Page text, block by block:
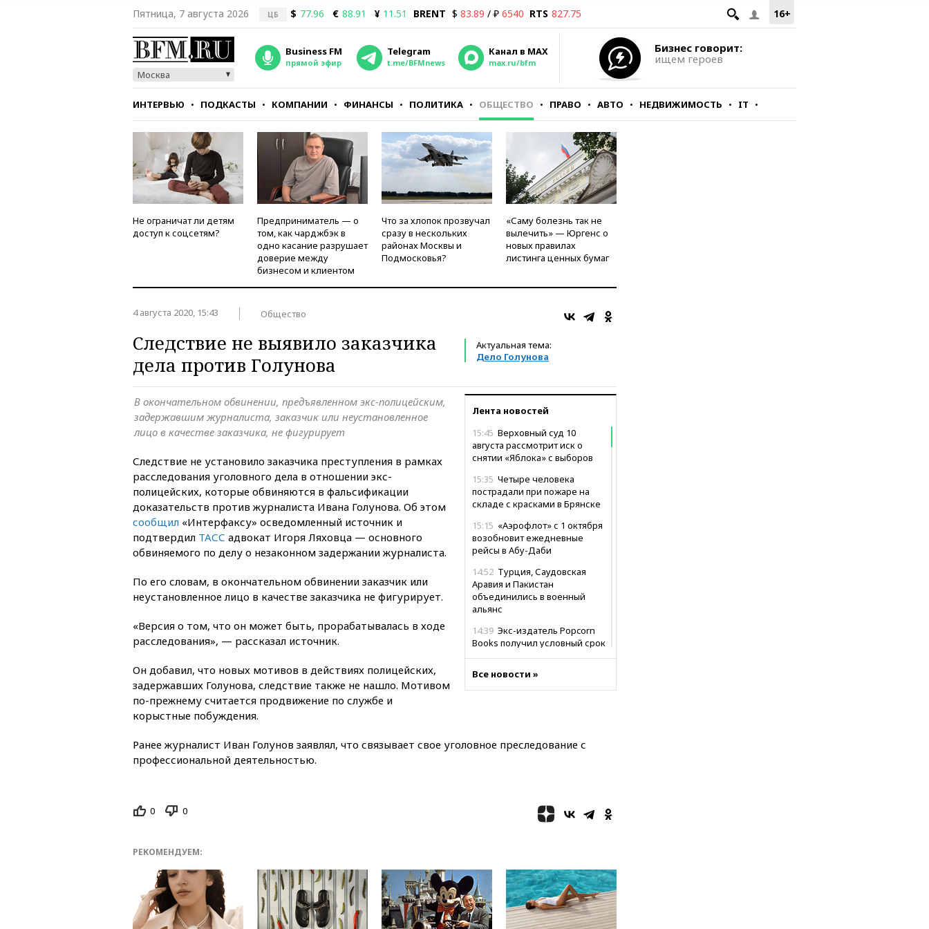
16+
Пятница, 7 августа 2026 ЦБ $ 77.96 € 88.91 ¥ 11.51 BRENT $ 83.89 / ₽ 6540 RTS 827.75
Москва
Business FM
прямой эфир
Telegram
t.me/BFMnews
Канал в MAX
max.ru/bfm
Бизнес говорит:
ищем героев
ИНТЕРВЬЮ ПОДКАСТЫ КОМПАНИИ ФИНАНСЫ ПОЛИТИКА ОБЩЕСТВО ПРАВО АВТО НЕДВИЖИМОСТЬ IT
СТИЛЬ ТЕСТЫ
Не ограничат ли детям
доступ к соцсетям?
Предприниматель — о
том, как чарджбэк в
одно касание разрушает
доверие между
бизнесом и клиентом
Что за хлопок прозвучал
сразу в нескольких
районах Москвы и
Подмосковья?
«Саму болезнь так не
вылечить» — Юргенс о
новых правилах
листинга ценных бумаг
4 августа 2020, 15:43 Общество
Актуальная тема:
Дело Голунова
Следствие не выявило заказчика
дела против Голунова
Лента новостей
15:45 Верховный суд 10
августа рассмотрит иск о
снятии «Яблока» с выборов
15:35 Четыре человека
пострадали при пожаре на
складе с красками в Брянске
15:15 «Аэрофлот» с 1 октября
возобновит ежедневные
рейсы в Абу-Даби
14:52 Турция, Саудовская
Аравия и Пакистан
объединились в военный
альянс
14:39 Экс-издатель Popcorn
Books получил условный срок
14:34 Минпромторг не
намерен сокращать перечень
одобрил открытие сезона на
кандидатов в Совфед
13:53
Сенаторы Аргентины
одобрили скандальный
законопроект о частной
собственности
Все новости »
В окончательном обвинении, предъявленном экс-полицейским,
задержавшим журналиста, заказчик или неустановленное
лицо в качестве заказчика, не фигурирует
Следствие не установило заказчика преступления в рамках
расследования уголовного дела в отношении экс-
полицейских, которые обвиняются в фальсификации
доказательств против журналиста Ивана Голунова. Об этом
сообщил «Интерфаксу» осведомленный источник и
подтвердил ТАСС адвокат Игоря Ляховца — основного
обвиняемого по делу о незаконном задержании журналиста.
По его словам, в окончательном обвинении заказчик или
неустановленное лицо в качестве заказчика не фигурирует.
«Версия о том, что он может быть, прорабатывалась в ходе
расследования», — рассказал источник.
Он добавил, что новых мотивов в действиях полицейских,
задержавших Голунова, следствие также не нашло. Мотивом
по-прежнему считается продвижение по службе и
корыстные побуждения.
Ранее журналист Иван Голунов заявлял, что связывает свое уголовное преследование с
профессиональной деятельностью.
0 0
РЕКОМЕНДУЕМ: